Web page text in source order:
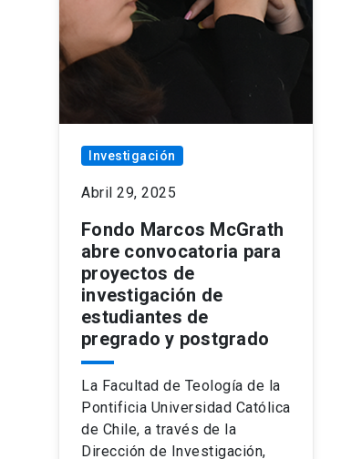
Investigación
Abril 29, 2025
Fondo Marcos McGrath
abre convocatoria para
proyectos de
investigación de
estudiantes de
pregrado y postgrado
La Facultad de Teología de la
Pontificia Universidad Católica
de Chile, a través de la
Dirección de Investigación,